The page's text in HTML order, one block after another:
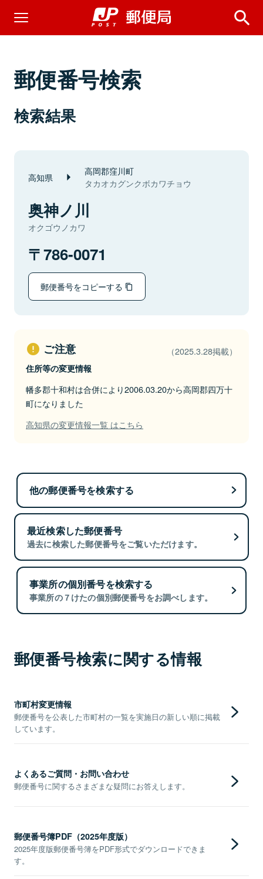
郵便番号検索
検索結果
高知県 高岡郡窪川町
タカオカグンクボカワチョウ
奥神ノ川
オクゴウノカワ
786-0071
郵便番号をコピーする
ご注意 （2025.3.28掲載）
住所等の変更情報
幡多郡十和村は合併により2006.03.20から高岡郡四万十
町になりました
高知県の変更情報一覧 はこちら
他の郵便番号を検索する
最近検索した郵便番号
過去に検索した郵便番号をご覧いただけます。
事業所の個別番号を検索する
事業所の７けたの個別郵便番号をお調べします。
郵便番号検索に関する情報
市町村変更情報
郵便番号を公表した市町村の一覧を実施日の新しい順に掲載
しています。
よくあるご質問・お問い合わせ
郵便番号に関するさまざまな疑問にお答えします。
郵便番号簿PDF（2025年度版）
2025年度版郵便番号簿をPDF形式でダウンロードできま
す。